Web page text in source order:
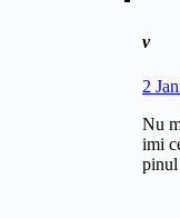
v
2
Nu
imi
pinul